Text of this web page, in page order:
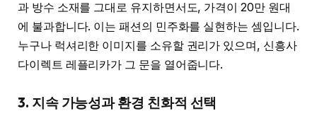
과 방수 소재를 그대로 유지하면서도, 가격이 20만 원대
에 불과합니다. 이는 패션의 민주화를 실현하는 셈입니다.
누구나 럭셔리한 이미지를 소유할 권리가 있으며, 신흥사
다이렉트 레플리카가 그 문을 열어줍니다.
3. 지속 가능성과 환경 친화적 선택